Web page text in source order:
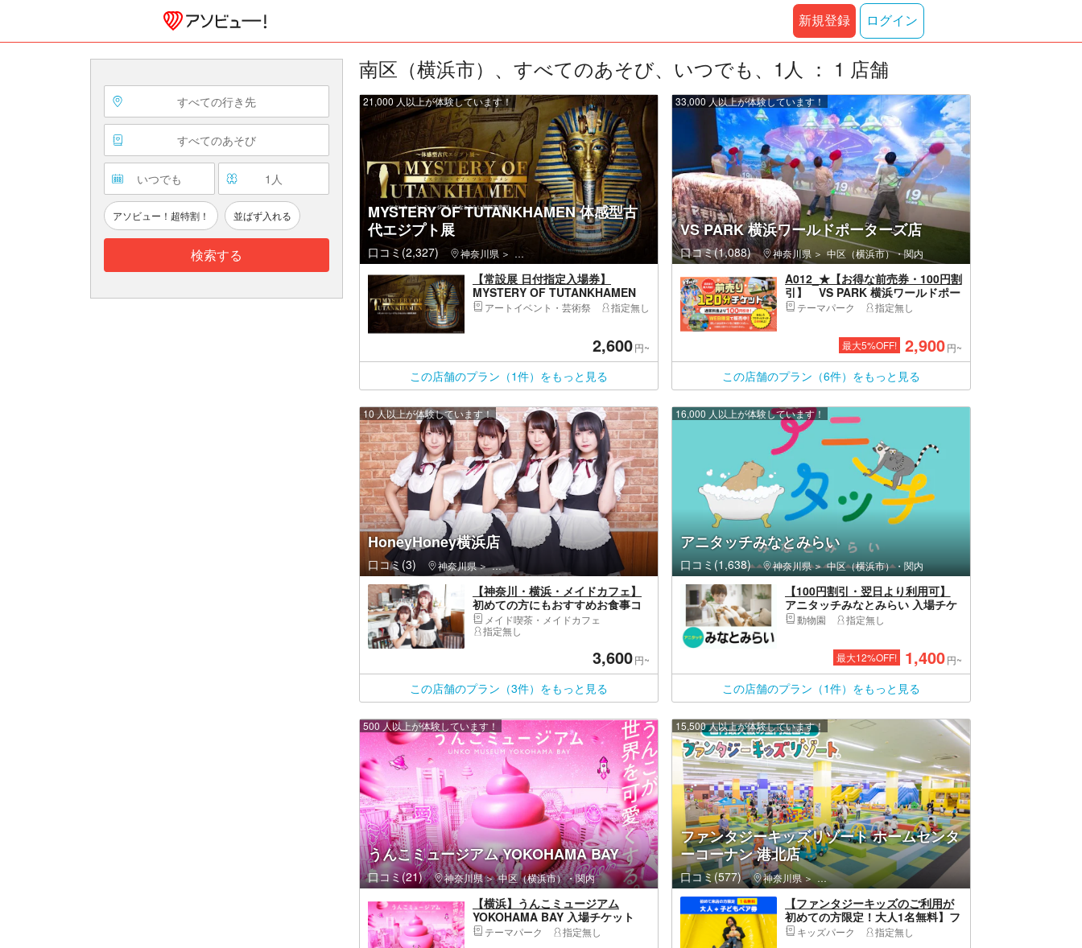
新規登録 ログイン
すべての行き先
すべてのあそび
いつでも 1 人
アソビュー！超特割！ 並ばず入れる
検索する
南区（横浜市）、すべてのあそび、いつでも、1人 ： 1 店舗
MYSTERY OF TUTANKHAMEN 体感型古
代エジプト展
口コミ(2,327) 神奈川県 西区（横浜市）・みなとみらい・桜木町
21,000 人以上が体験しています！
【常設展 日付指定入場券】
MYSTERY OF TUTANKHAMEN
体感型古代エジプト展
アートイベント・芸術祭 指定無し
2,600円~
この店舗のプラン（1件）をもっと見る
VS PARK 横浜ワールドポーターズ店
口コミ(1,088) 神奈川県 中区（横浜市）・関内
33,000 人以上が体験しています！
A012_★【お得な前売券・100円割
引】 VS PARK 横浜ワールドポー
ターズ店
テーマパーク 指定無し
最大5%OFF! 2,900円~
この店舗のプラン（6件）をもっと見る
HoneyHoney横浜店
口コミ(3) 神奈川県 西区（横浜市）・みなとみらい・桜木町
10 人以上が体験しています！
【神奈川・横浜・メイドカフェ】
初めての方にもおすすめお食事コ
ース＜横浜駅西口徒歩6分＞メイド
カフェをお気軽に体験できます！
メイド喫茶・メイドカフェ
指定無し
3,600円~
この店舗のプラン（3件）をもっと見る
アニタッチみなとみらい
口コミ(1,638) 神奈川県 中区（横浜市）・関内
16,000 人以上が体験しています！
【100円割引・翌日より利用可】
アニタッチみなとみらい 入場チケ
ット動物園 指定無し
最大12%OFF! 1,400円~
この店舗のプラン（1件）をもっと見る
うんこミュージアム YOKOHAMA BAY
口コミ(21) 神奈川県 中区（横浜市）・関内
500 人以上が体験しています！
【横浜】うんこミュージアム
YOKOHAMA BAY 入場チケット
テーマパーク 指定無し
ファンタジーキッズリゾート ホームセンタ
ーコーナン 港北店
口コミ(577) 神奈川県 都筑区（横浜市）・センター北
15,500 人以上が体験しています！
【ファンタジーキッズのご利用が
初めての方限定！大人1名無料】フ
ァンタジーキッズリゾート港北
キッズパーク 指定無し